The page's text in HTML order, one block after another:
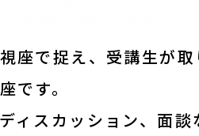
座で捉え、受講生が
です。
ィスカッション、面